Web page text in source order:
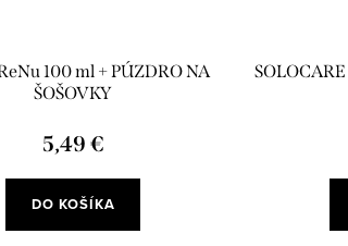
100 ml + PÚZDRO NA
ŠOŠOVKY
5,49 €
DO KOŠÍKA